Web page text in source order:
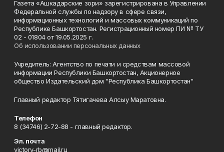
Газета «Ашкадарские зори» зарегистрирована в Управлении
Федеральной службы по надзору в сфере связи,
информационных технологий и массовых коммуникаций по
Республике Башкортостан. Регистрационный номер ПИ № ТУ
02 - 01804 от 19.05.2025 г.
Об использовании персональных данных
Учредитель: Агентство по печати и средствам массовой
информации Республики Башкортостан, Акционерное
общество Издательский дом "Республика Башкортостан"
Главный редактор Тятигачева Алсыу Маратовна.
Телефон
8 (34746) 2-72-88 - главный редактор.
Эл. почта
victory-rb@mail.ru